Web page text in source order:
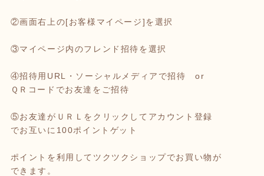
②画面右上の[お客様マイページ]を選択
③マイページ内のフレンド招待を選択
④招待用URL・ソーシャルメディアで招待 or
ＱＲコードでお友達をご招待
⑤お友達がＵＲＬをクリックしてアカウント登録
でお互いに100ポイントゲット
ポイントを利用してツクツクショップでお買い物が
できます。